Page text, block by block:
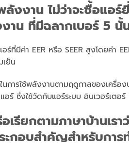
งงาน ไม่ว่าจะซื้อแอ
าน ที่มีฉลากเบอร์ 5 นั้
ที่มีค่า EER หรือ SEER สูงโดยค่า
เย็น
นการใช้พลังงานตามฤดูกาลของเครื่
ร์ ซึ่งใช้วัดกับแอร์ระบบ อินเวอร์เตอร์
เรียกตามภาษาบ้านเรา
กอบสำคัญสำหรับการ